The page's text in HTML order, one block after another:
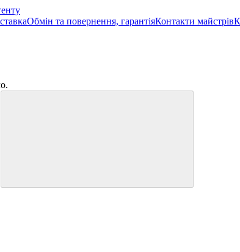
Обмін та повернення, гарантіяКонтакти майстрів